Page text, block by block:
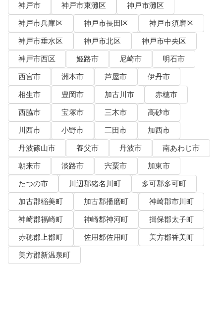
神戸市 神戸市東灘区
神戸市灘区
神戸市兵庫区
神戸市長田区
神戸市須磨区
神戸市垂水区
神戸市北区
神戸市中央区
神戸市西区
姫路市 尼崎市
明石市
西宮市
洲本市 芦屋市
伊丹市
相生市
豊岡市 加古川市
赤穂市
西脇市
宝塚市 三木市
高砂市
川西市
小野市 三田市
加西市
丹波篠山市
養父市 丹波市
南あわじ市
朝来市
淡路市 宍粟市
加東市
たつの市
川辺郡猪名川町
多可郡多可町
加古郡稲美町
加古郡播磨町
神崎郡市川町
神崎郡福崎町
神崎郡神河町
揖保郡太子町
赤穂郡上郡町
佐用郡佐用町
美方郡香美町
美方郡新温泉町